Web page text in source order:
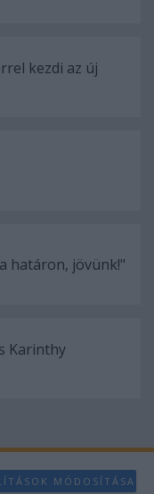
kezdi az új
határon, jövünk!"
Karinthy
MÓDOSÍTÁSA